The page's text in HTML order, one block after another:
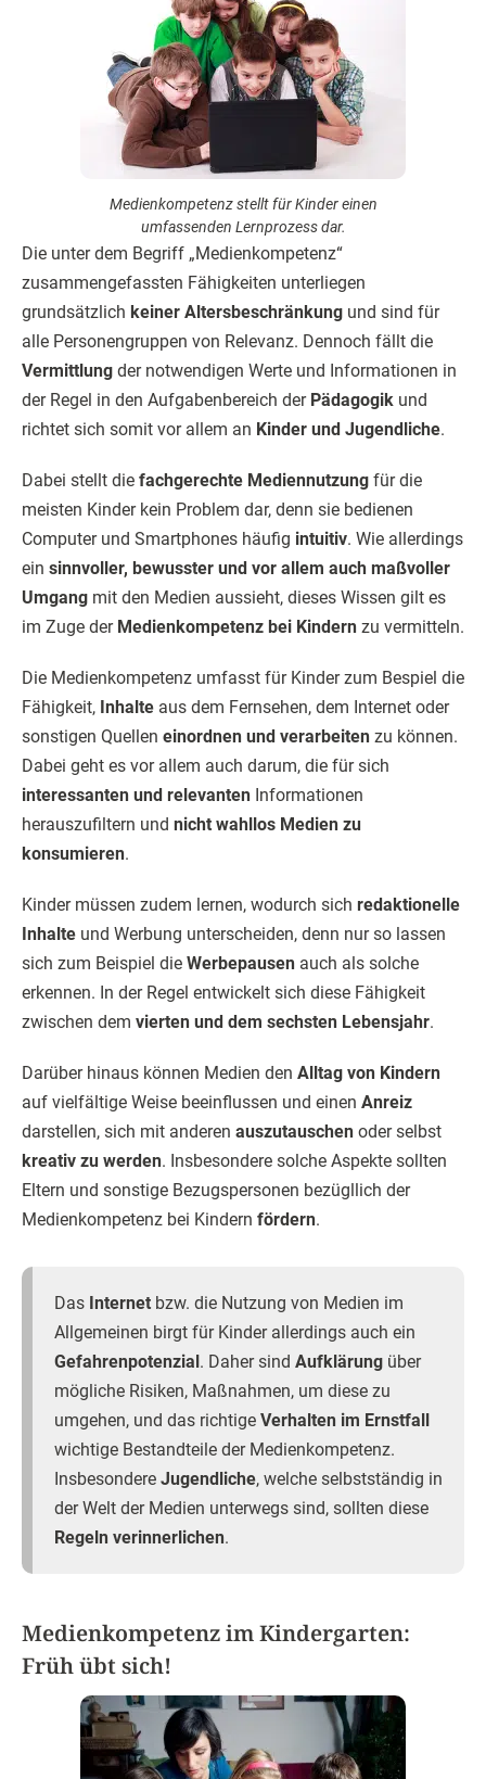
Medienkompetenz stellt für Kinder einen
umfassenden Lernprozess dar.
Die unter dem Begriff „Medienkompetenz“
zusammengefassten Fähigkeiten unterliegen
grundsätzlich keiner Altersbeschränkung und sind für
alle Personengruppen von Relevanz. Dennoch fällt die
Vermittlung der notwendigen Werte und Informationen in
der Regel in den Aufgabenbereich der Pädagogik und
richtet sich somit vor allem an Kinder und Jugendliche.
Dabei stellt die fachgerechte Mediennutzung für die
meisten Kinder kein Problem dar, denn sie bedienen
Computer und Smartphones häufig intuitiv. Wie allerdings
ein sinnvoller, bewusster und vor allem auch maßvoller
Umgang mit den Medien aussieht, dieses Wissen gilt es
im Zuge der Medienkompetenz bei Kindern zu vermitteln.
Die Medienkompetenz umfasst für Kinder zum Bespiel die
Fähigkeit, Inhalte aus dem Fernsehen, dem Internet oder
sonstigen Quellen einordnen und verarbeiten zu können.
Dabei geht es vor allem auch darum, die für sich
interessanten und relevanten Informationen
herauszufiltern und nicht wahllos Medien zu
konsumieren.
Kinder müssen zudem lernen, wodurch sich redaktionelle
Inhalte und Werbung unterscheiden, denn nur so lassen
sich zum Beispiel die Werbepausen auch als solche
erkennen. In der Regel entwickelt sich diese Fähigkeit
zwischen dem vierten und dem sechsten Lebensjahr.
Darüber hinaus können Medien den Alltag von Kindern
auf vielfältige Weise beeinflussen und einen Anreiz
darstellen, sich mit anderen auszutauschen oder selbst
kreativ zu werden. Insbesondere solche Aspekte sollten
Eltern und sonstige Bezugspersonen bezügllich der
Medienkompetenz bei Kindern fördern.
Das Internet bzw. die Nutzung von Medien im
Allgemeinen birgt für Kinder allerdings auch ein
Gefahrenpotenzial. Daher sind Aufklärung über
mögliche Risiken, Maßnahmen, um diese zu
umgehen, und das richtige Verhalten im Ernstfall
wichtige Bestandteile der Medienkompetenz.
Insbesondere Jugendliche, welche selbstständig in
der Welt der Medien unterwegs sind, sollten diese
Regeln verinnerlichen.
Medienkompetenz im Kindergarten:
Früh übt sich!